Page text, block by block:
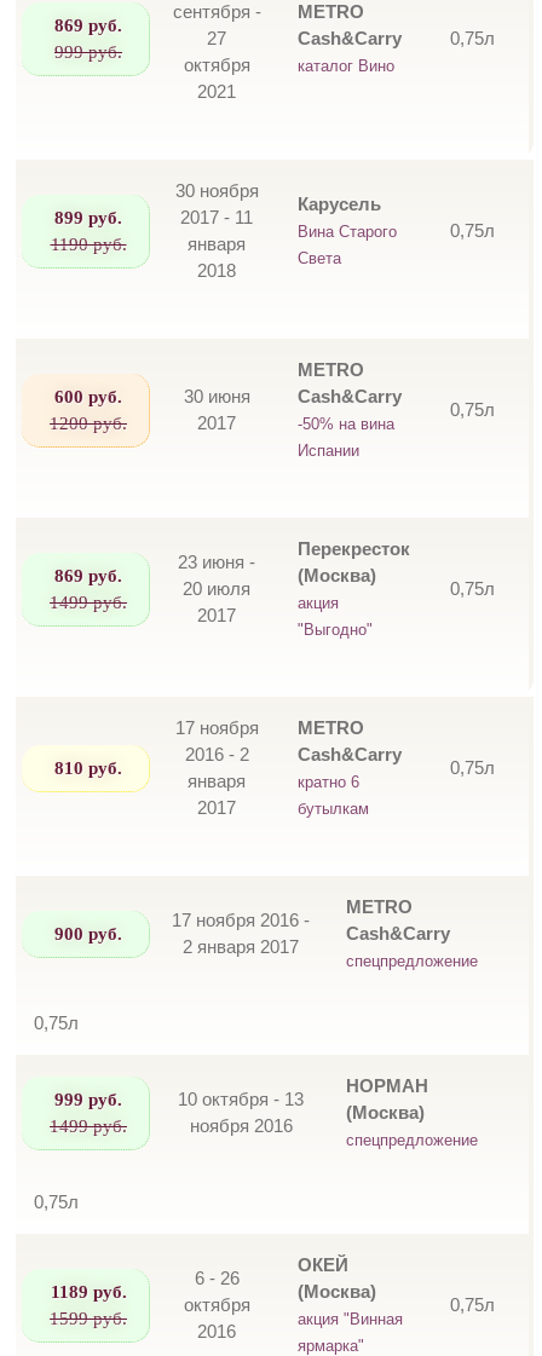
869 руб.
999 руб.
сентября -
27
октября
2021
METRO
Cash&Carry
каталог Вино
0,75л
899 руб.
1190 руб.
30 ноября
2017 - 11
января
2018
Карусель
Вина Старого
Света
0,75л
600 руб.
1200 руб.
30 июня
2017
METRO
Cash&Carry
-50% на вина
Испании
0,75л
869 руб.
1499 руб.
23 июня -
20 июля
2017
Перекресток
(Москва)
акция
"Выгодно"
0,75л
810 руб.
17 ноября
2016 - 2
января
2017
METRO
Cash&Carry
кратно 6
бутылкам
0,75л
900 руб.
17 ноября 2016 -
2 января 2017
METRO
Cash&Carry
спецпредложение
0,75л
999 руб.
1499 руб.
10 октября - 13
ноября 2016
НОРМАН
(Москва)
спецпредложение
0,75л
1189 руб.
1599 руб.
6 - 26
октября
2016
ОКЕЙ
(Москва)
акция "Винная
ярмарка"
0,75л